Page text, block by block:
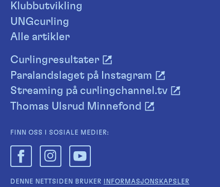
Klubbutvikling
UNGcurling
Alle artikler
Curlingresultater
Paralandslaget på Instagram
Streaming på curlingchannel.tv
Thomas Ulsrud Minnefond
FINN OSS I SOSIALE MEDIER:
DENNE NETTSIDEN BRUKER INFORMASJONSKAPSLER